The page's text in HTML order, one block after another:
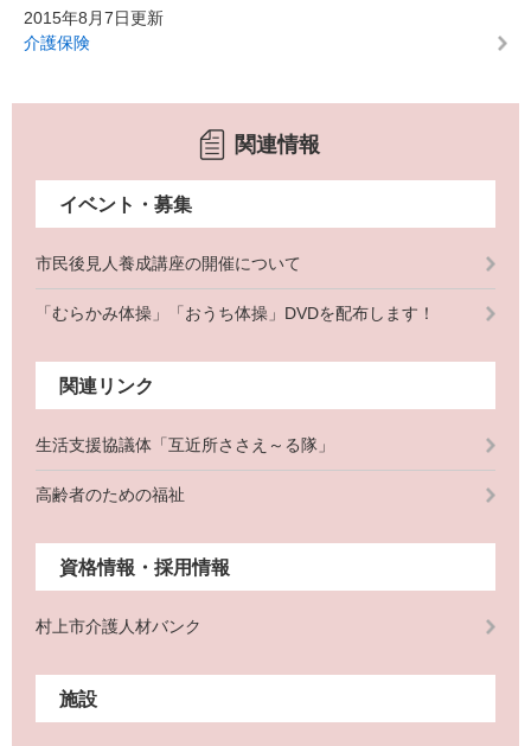
2015年8月7日更新
介護保険
関連情報
イベント・募集
市民後見人養成講座の開催について
「むらかみ体操」「おうち体操」DVDを配布します！
関連リンク
生活支援協議体「互近所ささえ～る隊」
高齢者のための福祉
資格情報・採用情報
村上市介護人材バンク
施設